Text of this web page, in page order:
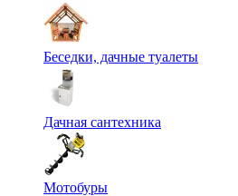
Беседки, дачные туалеты
Дачная сантехника
Мотобуры